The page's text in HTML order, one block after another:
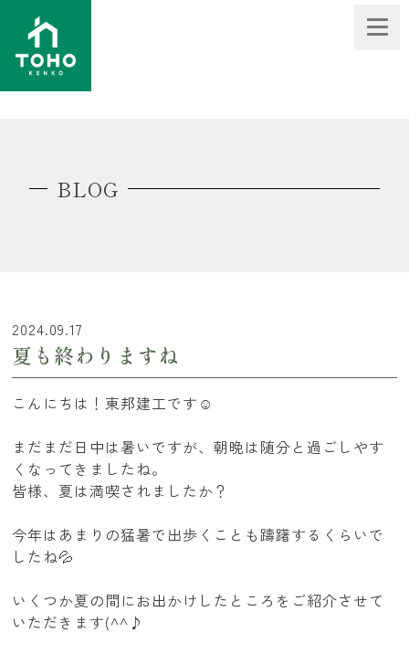
BLOG
2024.09.17
夏も終わりますね
こんにちは！東邦建工です☺
まだまだ日中は暑いですが、朝晩は随分と過ごしやす
くなってきましたね。
皆様、夏は満喫されましたか？
今年はあまりの猛暑で出歩くことも躊躇するくらいで
したね💦
いくつか夏の間にお出かけしたところをご紹介させて
いただきます(^^♪